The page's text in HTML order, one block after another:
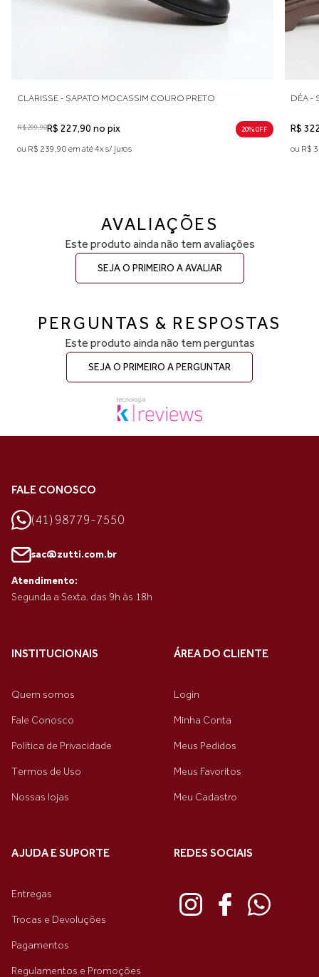
20% 0FF
DÉA - SAPATO MOCASSIM TRATORADO COURO
R$ 322,90 no pix
ou R$ 339,90 em até 6x s/ juros
AVALIAÇÕES
Este produto ainda não tem avaliações
SEJA O PRIMEIRO A AVALIAR
PERGUNTAS & RESPOSTAS
Este produto ainda não tem perguntas
SEJA O PRIMEIRO A PERGUNTAR
FALE CONOSCO
(41) 98779-7550
sac@zutti.com.br
Atendimento:
Segunda a Sexta. das 9h às 18h
INSTITUCIONAIS
Quem somos
Fale Conosco
Política de Privacidade
Termos de Uso
Nossas lojas
ÁREA DO CLIENTE
Login
Minha Conta
Meus Pedidos
Meus Favoritos
Meu Cadastro
AJUDA E SUPORTE
Entregas
Trocas e Devoluções
Pagamentos
Regulamentos e Promoções
REDES SOCIAIS